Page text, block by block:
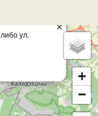
ул.
×
+
−